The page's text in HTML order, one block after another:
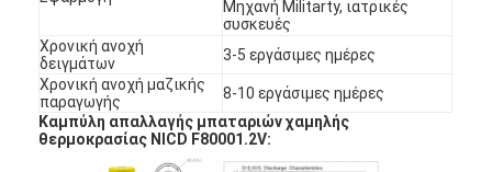
Μηχανή Militarty, ιατρικές
συσκευές
Χρονική ανοχή
δειγμάτων
3-5 εργάσιμες ημέρες
Χρονική ανοχή μαζικής
παραγωγής
8-10 εργάσιμες ημέρες
Καμπύλη απαλλαγής μπαταριών χαμηλής
θερμοκρασίας NICD F80001.2V: